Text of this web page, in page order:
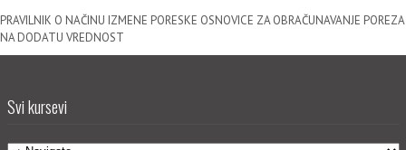
PRAVILNIK O NAČINU IZMENE PORESKE OSNOVICE ZA OBRAČUNAVANJE POREZA
NA DODATU VREDNOST
Svi kursevi